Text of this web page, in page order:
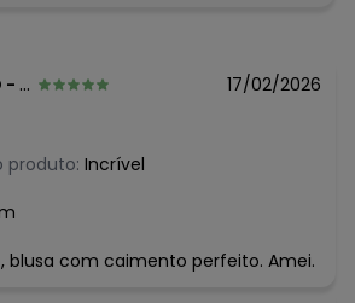
R$ 44,99
17/02/2026
produto: Incrível
blusa com caimento perfeito. Amei.